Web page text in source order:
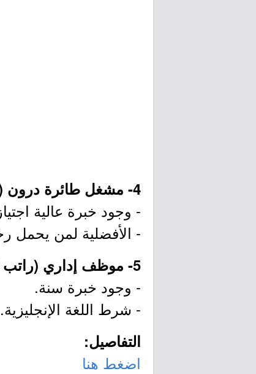
4- مشغل طائرة درون (راتب 7,000 ريال):
- وجود خبرة عالية
- الأفضلية لمن يحمل
5- موظف إداري (راتب 6,000 ريال):
- وجود خبرة سنة.
- شرط اللغة الإنجليزية.
التفاصيل:
اضغط هنا